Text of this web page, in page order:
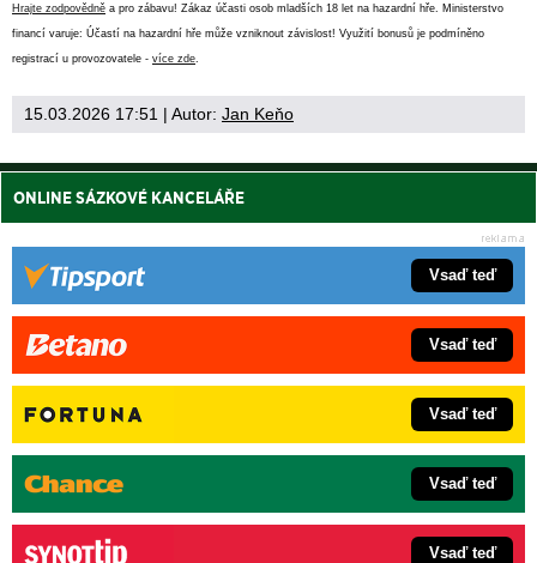
Hrajte zodpovědně a pro zábavu! Zákaz účasti osob mladších 18 let na hazardní hře. Ministerstvo
financí varuje: Účastí na hazardní hře může vzniknout závislost! Využití bonusů je podmíněno
registrací u provozovatele - více zde
15.03.2026 17:51 | Autor: Jan Keňo
ONLINE SÁZKOVÉ KANCELÁŘE
Vsaď teď
Vsaď teď
Vsaď teď
Vsaď teď
Vsaď teď